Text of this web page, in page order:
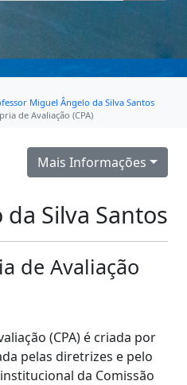
Miguel Ângelo da Silva Santos
de Avaliação (CPA)
Mais Informações
Silva Santos
de Avaliação
(CPA) é criada por
pelas diretrizes e pelo
da Comissão